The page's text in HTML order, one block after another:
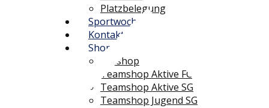
Platzbelegung
Sportwoche
Kontakt
Shops
Fanshop
Teamshop Aktive FC
Teamshop Aktive SG
Teamshop Jugend SG